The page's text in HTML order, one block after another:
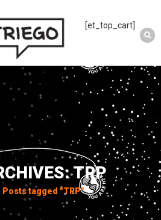
[et_top_cart]
TRP
Posts tagged "TRP"